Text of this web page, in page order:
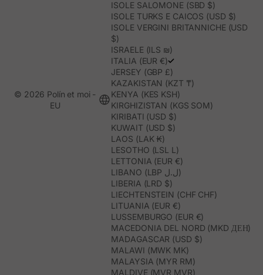
ISOLE SALOMONE (SBD $)
ISOLE TURKS E CAICOS (USD $)
ISOLE VERGINI BRITANNICHE (USD
$)
ISRAELE (ILS ₪)
ITALIA (EUR €)
JERSEY (GBP £)
KAZAKISTAN (KZT ₸)
KENYA (KES KSH)
KIRGHIZISTAN (KGS SOM)
KIRIBATI (USD $)
KUWAIT (USD $)
LAOS (LAK ₭)
LESOTHO (LSL L)
LETTONIA (EUR €)
LIBANO (LBP ل.ل)
LIBERIA (LRD $)
LIECHTENSTEIN (CHF CHF)
LITUANIA (EUR €)
LUSSEMBURGO (EUR €)
MACEDONIA DEL NORD (MKD ДЕН)
MADAGASCAR (USD $)
MALAWI (MWK MK)
MALAYSIA (MYR RM)
MALDIVE (MVR MVR)
© 2026 Polín et moi -
EU